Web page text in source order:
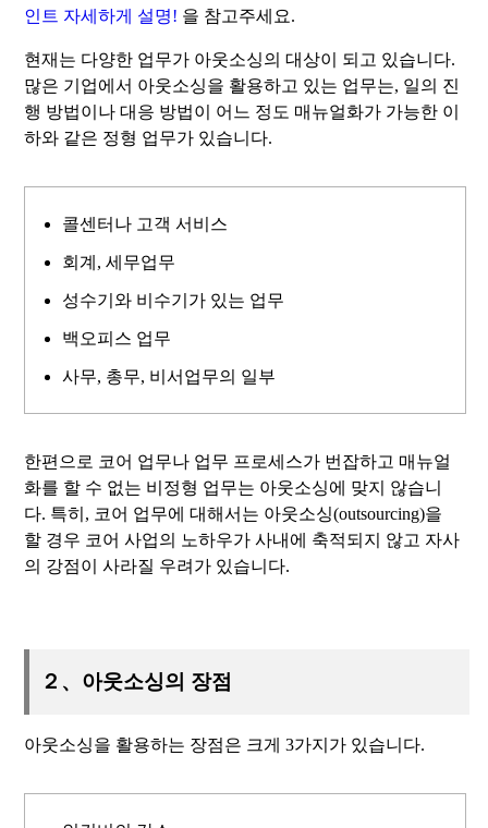
인트 자세하게 설명! 을 참고주세요.
현재는 다양한 업무가 아웃소싱의 대상이 되고 있습니다.
많은 기업에서 아웃소싱을 활용하고 있는 업무는, 일의 진
행 방법이나 대응 방법이 어느 정도 매뉴얼화가 가능한 이
하와 같은 정형 업무가 있습니다.
콜센터나 고객 서비스
회계, 세무업무
성수기와 비수기가 있는 업무
백오피스 업무
사무, 총무, 비서업무의 일부
한편으로 코어 업무나 업무 프로세스가 번잡하고 매뉴얼
화를 할 수 없는 비정형 업무는 아웃소싱에 맞지 않습니
다. 특히, 코어 업무에 대해서는 아웃소싱(outsourcing)을
할 경우 코어 사업의 노하우가 사내에 축적되지 않고 자사
의 강점이 사라질 우려가 있습니다.
２、아웃소싱의 장점
아웃소싱을 활용하는 장점은 크게 3가지가 있습니다.